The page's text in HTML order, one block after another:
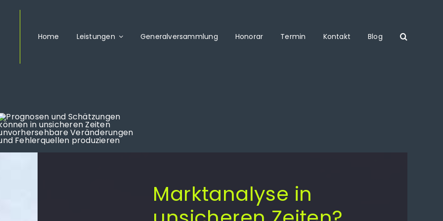
Home Leistungen Generalversammlung Honorar Termin Kontakt Blog
Marktanalyse in